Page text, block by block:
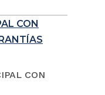
CON
CON